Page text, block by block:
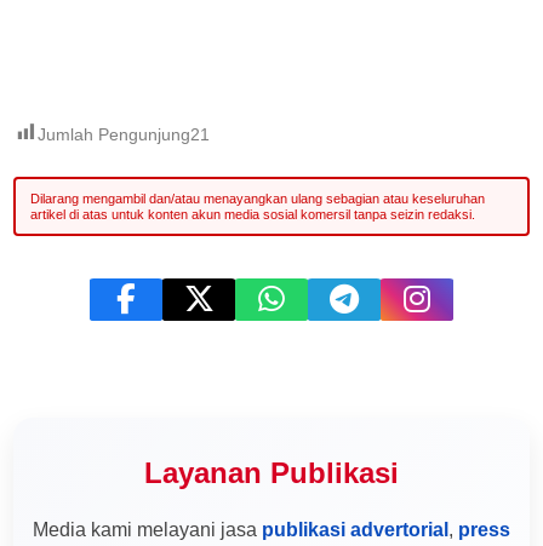
Jumlah Pengunjung21
Layanan Publikasi
Media kami melayani jasa publikasi advertorial , press